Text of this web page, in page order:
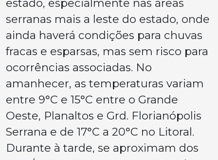
serranas mais a leste do estado, onde
ainda haverá condições para chuvas
fracas e esparsas, mas sem risco para
ocorrências associadas. No
amanhecer, as temperaturas variam
entre 9°C e 15°C entre o Grande
Oeste, Planaltos e Grd. Florianópolis
Serrana e de 17°C a 20°C no Litoral.
Durante à tarde, se aproximam dos